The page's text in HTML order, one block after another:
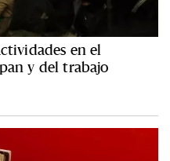
en el
y del trabajo